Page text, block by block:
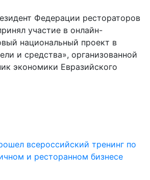
Федерации рестораторов
участие в онлайн-
национальный проект в
и средства», организованной
экономики Евразийского
всероссийский тренинг по
и ресторанном бизнесе